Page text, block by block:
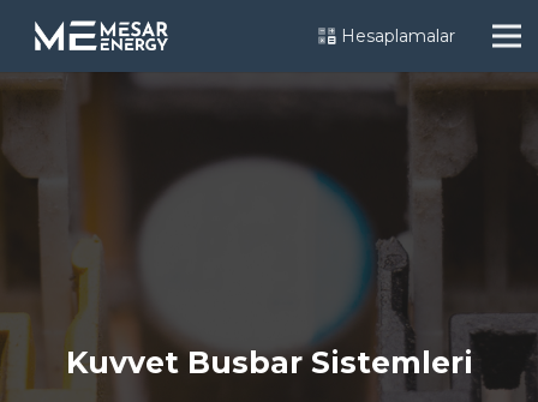
Hesaplamalar
Kuvvet Busbar Sistemleri